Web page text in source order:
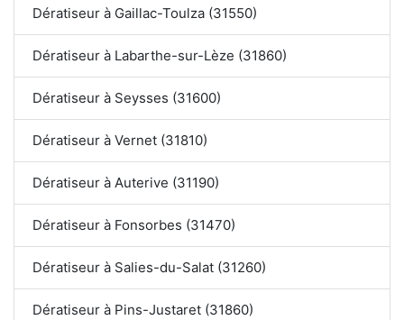
Dératiseur à Gaillac-Toulza (31550)
Dératiseur à Labarthe-sur-Lèze (31860)
Dératiseur à Seysses (31600)
Dératiseur à Vernet (31810)
Dératiseur à Auterive (31190)
Dératiseur à Fonsorbes (31470)
Dératiseur à Salies-du-Salat (31260)
Dératiseur à Pins-Justaret (31860)